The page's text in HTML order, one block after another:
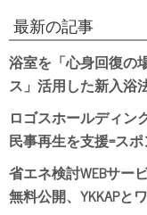
最新の記事
浴室を「心身回復の
ス」活用した新入浴
ロゴスホールディン
民事再生を支援=ス
省エネ検討WEBサー
無料公開、YKKAPと